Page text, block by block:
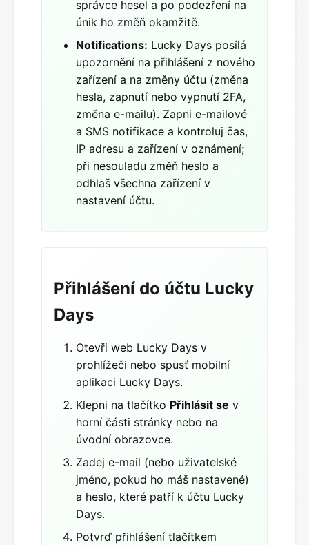
správce hesel a po podezření na
únik ho změň okamžitě.
Notifications: Lucky Days posílá
upozornění na přihlášení z nového
zařízení a na změny účtu (změna
hesla, zapnutí nebo vypnutí 2FA,
změna e-mailu). Zapni e-mailové
a SMS notifikace a kontroluj čas,
IP adresu a zařízení v oznámení;
při nesouladu změň heslo a
odhlaš všechna zařízení v
nastavení účtu.
Přihlášení do účtu Lucky
Days
Otevři web Lucky Days v
prohlížeči nebo spusť mobilní
aplikaci Lucky Days.
Klepni na tlačítko Přihlásit se v
horní části stránky nebo na
úvodní obrazovce.
Zadej e-mail (nebo uživatelské
jméno, pokud ho máš nastavené)
a heslo, které patří k účtu Lucky
Days.
Potvrď přihlášení tlačítkem